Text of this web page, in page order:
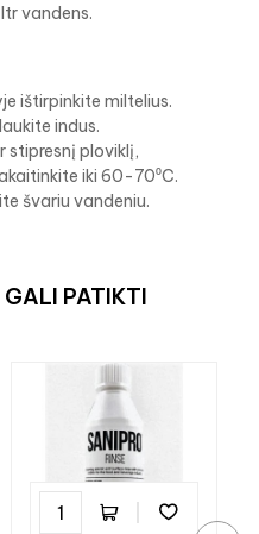
vandens.
ištirpinkite miltelius.
indus.
stipresnį ploviklį,
iki 60-70⁰C.
švariu vandeniu.
GALI PATIKTI